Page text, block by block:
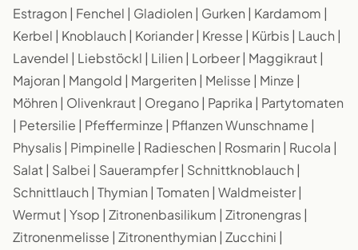
Estragon | Fenchel | Gladiolen | Gurken | Kardamom |
Kerbel | Knoblauch | Koriander | Kresse | Kürbis | Lauch |
Lavendel | Liebstöckl | Lilien | Lorbeer | Maggikraut |
Majoran | Mangold | Margeriten | Melisse | Minze |
Möhren | Olivenkraut | Oregano | Paprika | Partytomaten
| Petersilie | Pfefferminze | Pflanzen Wunschname |
Physalis | Pimpinelle | Radieschen | Rosmarin | Rucola |
Salat | Salbei | Sauerampfer | Schnittknoblauch |
Schnittlauch | Thymian | Tomaten | Waldmeister |
Wermut | Ysop | Zitronenbasilikum | Zitronengras |
Zitronenmelisse | Zitronenthymian | Zucchini |